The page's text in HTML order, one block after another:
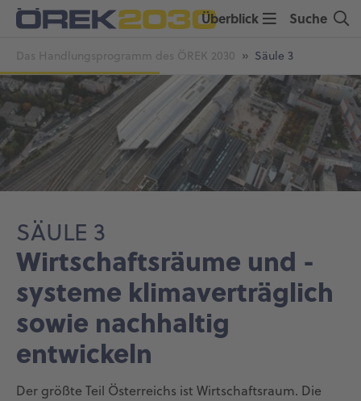
Skip
main
Überblick Suche
are
here:
Das Handlungsprogramm des ÖREK 2030 Säule 3
Wirtschaftsräume und -
systeme klimaverträglich
sowie nachhaltig
entwickeln
SÄULE 3
Der größte Teil Österreichs ist Wirtschaftsraum. Die